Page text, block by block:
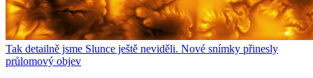
Tak detailně jsme Slunce ještě neviděli. Nové snímky přinesly
průlomový objev